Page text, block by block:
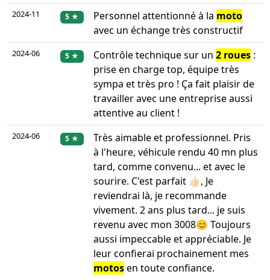
2024-11 5 ★ Personnel attentionné à la moto
avec un échange très constructif
2024-06 5 ★ Contrôle technique sur un 2 roues :
prise en charge top, équipe très
sympa et très pro ! Ça fait plaisir de
travailler avec une entreprise aussi
attentive au client !
2024-06 5 ★
Très aimable et professionnel. Pris
à l'heure, véhicule rendu 40 mn plus
tard, comme convenu... et avec le
sourire. C'est parfait 👍🏻, Je
reviendrai là, je recommande
vivement. 2 ans plus tard... je suis
revenu avec mon 3008😊 Toujours
aussi impeccable et appréciable. Je
leur confierai prochainement mes
motosen toute confiance.